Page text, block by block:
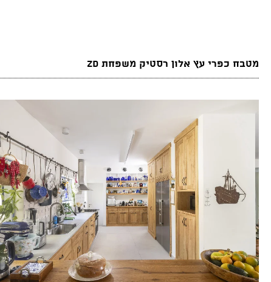
מטבח כפרי עץ אלון רסטיק משפחת ZD